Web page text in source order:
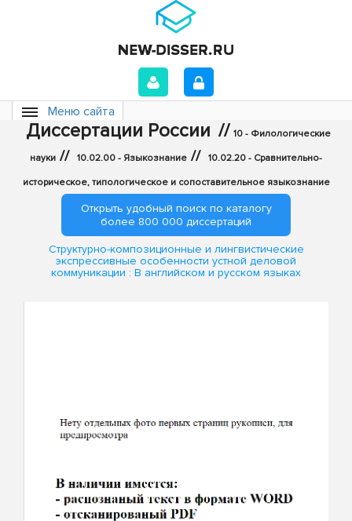
Меню сайта
Диссертации России // 10 - Филологические
науки // 10.02.00 - Языкознание // 10.02.20 - Сравнительно-
историческое, типологическое и сопоставительное языкознание
Открыть удобный поиск по каталогу
более 800 000 диссертаций
Структурно-композиционные и лингвистические
экспрессивные особенности устной деловой
коммуникации : В английском и русском языках